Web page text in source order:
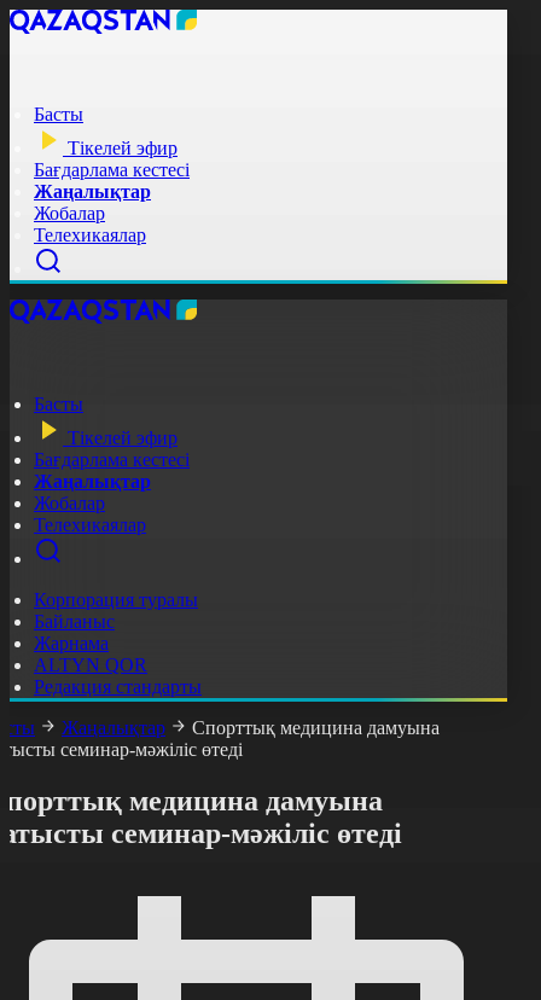
Басты
Тікелей эфир
Бағдарлама кестесі
Жаңалықтар
Жобалар
Телехикаялар
Басты
Тікелей эфир
Бағдарлама кестесі
Жаңалықтар
Жобалар
Телехикаялар
Корпорация туралы
Байланыс
Жарнама
ALTYN QOR
Редакция стандарты
Жаңалықтар
Спорттық медицина дамуына
семинар-мәжіліс өтеді
медицина дамуына
семинар-мәжіліс өтеді